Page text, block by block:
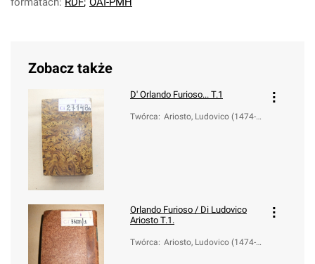
Zobacz także
D' Orlando Furioso... T.1
Twórca: Ariosto, Ludovico (1474-1
Orlando Furioso / Di Ludovico
Ariosto T.1.
Twórca: Ariosto, Ludovico (1474-1